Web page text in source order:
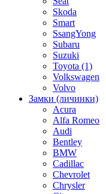
Skoda
Smart
SsangYong
Subaru
Suzuki
Toyota (1)
Volkswagen
Volvo
Замки (личинки)
Acura
Alfa Romeo
Audi
Bentley
BMW
Cadillac
Chevrolet
Chrysler